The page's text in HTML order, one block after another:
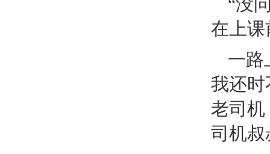
“没
在上课
一路
我还时
老司机
司机叔